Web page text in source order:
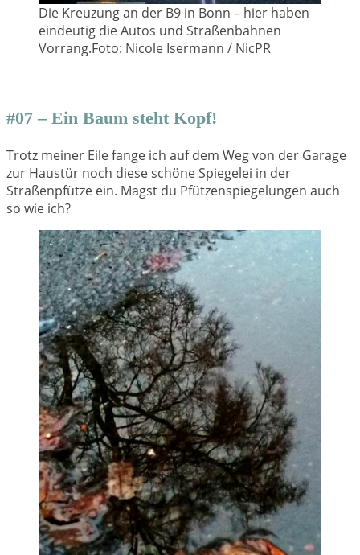
Die Kreuzung an der B9 in Bonn – hier haben
eindeutig die Autos und Straßenbahnen
Vorrang.Foto: Nicole Isermann / NicPR
#07 – Ein Baum steht Kopf!
Trotz meiner Eile fange ich auf dem Weg von der Garage
zur Haustür noch diese schöne Spiegelei in der
Straßenpfütze ein. Magst du Pfützenspiegelungen auch
so wie ich?